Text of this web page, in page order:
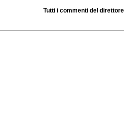
Tutti i commenti del direttore